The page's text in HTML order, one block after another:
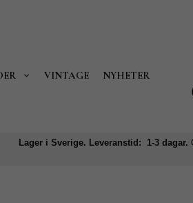
VINTAGE NYHETER
Lager i Sverige. Leveranstid: 1-3 dagar.